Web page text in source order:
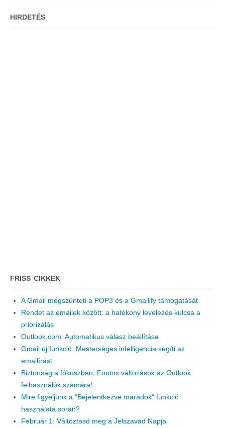
HIRDETÉS
FRISS CIKKEK
A Gmail megszünteti a POP3 és a Gmailify támogatását
Rendet az emailek között: a hatékony levelezés kulcsa a
priorizálás
Outlook.com: Automatikus válasz beállítása
Gmail új funkció: Mesterséges intelligencia segíti az
emailírást
Biztonság a fókuszban: Fontos változások az Outlook
felhasználók számára!
Mire figyeljünk a "Bejelentkezve maradok" funkció
használata során?
Február 1: Változtasd meg a Jelszavad Napja